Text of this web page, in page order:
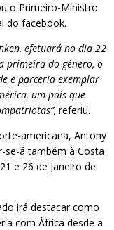
o Primeiro-Ministro
do facebook.
efetuará no dia 22
primeira do género, o
e parceria exemplar
um país que
referiu.
americana, Antony
se-á também à Costa
e 26 de Janeiro de
irá destacar como
com África desde a